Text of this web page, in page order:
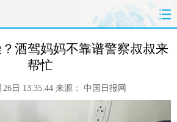
政 国际 财经
酒驾妈妈不靠谱警察叔叔来
帮忙
26日 13:35:44 来源： 中国日报网